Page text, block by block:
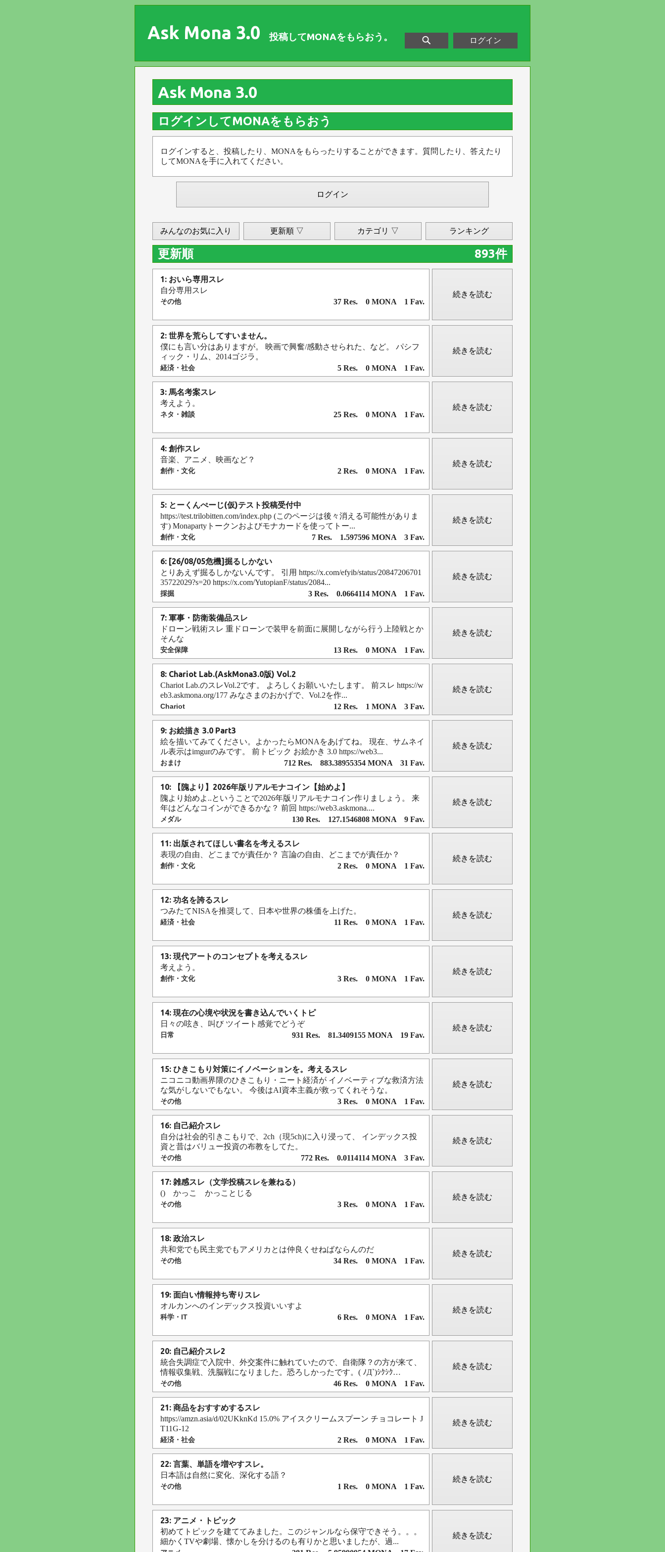
Ask Mona 3.0 投稿してMONAをもらおう。 ログイン
Ask Mona 3.0
ログインしてMONAをもらおう
ログインすると、投稿したり、MONAをもらったりすることができます。質問したり、答えたり
してMONAを手に入れてください。
ログイン
みんなのお気に入り 更新順 ▽ カテゴリ ▽ ランキング
更新順 893件
1: おいら専用スレ
自分専用スレ
その他 37 Res. 0 MONA 1 Fav.
続きを読む
2: 世界を荒らしてすいません。
僕にも言い分はありますが。 映画で興奮/感動させられた、など。 パシフ
ィック・リム、2014ゴジラ。
経済・社会 5 Res. 0 MONA 1 Fav.
続きを読む
3: 馬名考案スレ
考えよう。
ネタ・雑談 25 Res. 0 MONA 1 Fav.
続きを読む
4: 創作スレ
音楽、アニメ、映画など？
創作・文化 2 Res. 0 MONA 1 Fav.
続きを読む
5: とーくんぺーじ(仮)テスト投稿受付中
https://test.trilobitten.com/index.php (このページは後々消える可能性がありま
す) Monapartyトークンおよびモナカードを使ってトー...
創作・文化 7 Res. 1.597596 MONA 3 Fav.
続きを読む
6: [26/08/05危機]掘るしかない
とりあえず掘るしかないんです。 引用 https://x.com/efyib/status/20847206701
35722029?s=20 https://x.com/YutopianF/status/2084...
採掘 3 Res. 0.0664114 MONA 1 Fav.
続きを読む
7: 軍事・防衛装備品スレ
ドローン戦術スレ 重ドローンで装甲を前面に展開しながら行う上陸戦とか
そんな
安全保障 13 Res. 0 MONA 1 Fav.
続きを読む
8: Chariot Lab.(AskMona3.0版) Vol.2
Chariot Lab.のスレVol.2です。 よろしくお願いいたします。 前スレ https://w
eb3.askmona.org/177 みなさまのおかげで、Vol.2を作...
Chariot 12 Res. 1 MONA 3 Fav.
続きを読む
9: お絵描き 3.0 Part3
絵を描いてみてください。よかったらMONAをあげてね。 現在、サムネイ
ル表示はimgurのみです。 前トピック お絵かき 3.0 https://web3...
おまけ 712 Res. 883.38955354 MONA 31 Fav.
続きを読む
10: 【隗より】2026年版リアルモナコイン【始めよ】
隗より始めよ..ということで2026年版リアルモナコイン作りましょう。 来
年はどんなコインができるかな？ 前回 https://web3.askmona....
メダル 130 Res. 127.1546808 MONA 9 Fav.
続きを読む
11: 出版されてほしい書名を考えるスレ
表現の自由、どこまでが責任か？ 言論の自由、どこまでが責任か？
創作・文化 2 Res. 0 MONA 1 Fav.
続きを読む
12: 功名を誇るスレ
つみたてNISAを推奨して、日本や世界の株価を上げた。
経済・社会 11 Res. 0 MONA 1 Fav.
続きを読む
13: 現代アートのコンセプトを考えるスレ
考えよう。
創作・文化 3 Res. 0 MONA 1 Fav.
続きを読む
14: 現在の心境や状況を書き込んでいくトピ
日々の呟き、叫び ツイート感覚でどうぞ
日常 931 Res. 81.3409155 MONA 19 Fav.
続きを読む
15: ひきこもり対策にイノベーションを。考えるスレ
ニコニコ動画界隈のひきこもり・ニート経済が イノベーティブな救済方法
な気がしないでもない。 今後はAI資本主義が救ってくれそうな。
その他 3 Res. 0 MONA 1 Fav.
続きを読む
16: 自己紹介スレ
自分は社会的引きこもりで、2ch（現5ch)に入り浸って、 インデックス投
資と昔はバリュー投資の布教をしてた。
その他 772 Res. 0.0114114 MONA 3 Fav.
続きを読む
17: 雑感スレ（文学投稿スレを兼ねる）
() かっこ かっことじる
その他 3 Res. 0 MONA 1 Fav.
続きを読む
18: 政治スレ
共和党でも民主党でもアメリカとは仲良くせねばならんのだ
その他 34 Res. 0 MONA 1 Fav.
続きを読む
19: 面白い情報持ち寄りスレ
オルカンへのインデックス投資いいすよ
科学・IT 6 Res. 0 MONA 1 Fav.
続きを読む
20: 自己紹介スレ2
統合失調症で入院中、外交案件に触れていたので、自衛隊？の方が来て、
情報収集戦、洗脳戦になりました。恐ろしかったです。( ﾉД`)ｼｸｼｸ…
その他 46 Res. 0 MONA 1 Fav.
続きを読む
21: 商品をおすすめするスレ
https://amzn.asia/d/02UKknKd 15.0% アイスクリームスプーン チョコレート J
T11G-12
経済・社会 2 Res. 0 MONA 1 Fav.
続きを読む
22: 言葉、単語を増やすスレ。
日本語は自然に変化、深化する語？
その他 1 Res. 0 MONA 1 Fav.
続きを読む
23: アニメ・トピック
初めてトピックを建ててみました。このジャンルなら保守できそう。。。
細かくTVや劇場、懐かしを分けるのも有りかと思いましたが、過...
続きを読む